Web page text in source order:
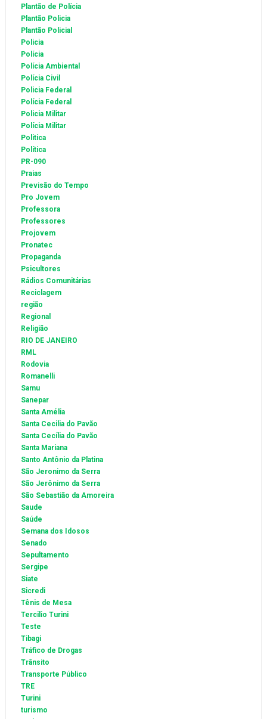
Plantão de Polícia
Plantão Policia
Plantão Policial
Policia
Polícia
Polícia Ambiental
Polícia Civil
Policia Federal
Polícia Federal
Policia Militar
Polícia Militar
Politica
Política
PR-090
Praias
Previsão do Tempo
Pro Jovem
Professora
Professores
Projovem
Pronatec
Propaganda
Psicultores
Rádios Comunitárias
Reciclagem
região
Regional
Religião
RIO DE JANEIRO
RML
Rodovia
Romanelli
Samu
Sanepar
Santa Amélia
Santa Cecilia do Pavão
Santa Cecília do Pavão
Santa Mariana
Santo Antônio da Platina
São Jeronimo da Serra
São Jerônimo da Serra
São Sebastião da Amoreira
Saude
Saúde
Semana dos Idosos
Senado
Sepultamento
Sergipe
Siate
Sicredi
Tênis de Mesa
Tercilio Turini
Teste
Tibagi
Tráfico de Drogas
Trânsito
Transporte Público
TRE
Turini
turismo